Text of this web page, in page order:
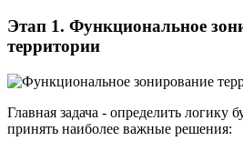
Этап 1. Функциональное
территории
Главная задача - определить логику
принять наиболее важные решения: